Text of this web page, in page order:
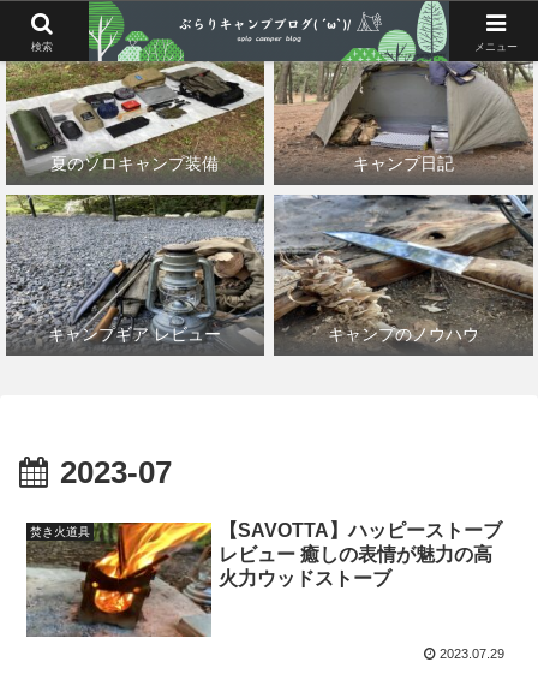
夏のソロキャンプ装備 キャンプ日記
キャンプギア レビュー キャンプのノウハウ
2023-07
焚き火道具
【SAVOTTA】ハッピーストーブ
レビュー 癒しの表情が魅力の高
火力ウッドストーブ
2023.07.29
検索 メニュー